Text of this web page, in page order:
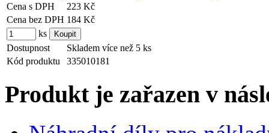
Cena s DPH
223 Kč
Cena bez DPH 184 Kč
ks
Dostupnost
Skladem více než 5 ks
Kód produktu
335010181
Produkt je zařazen v